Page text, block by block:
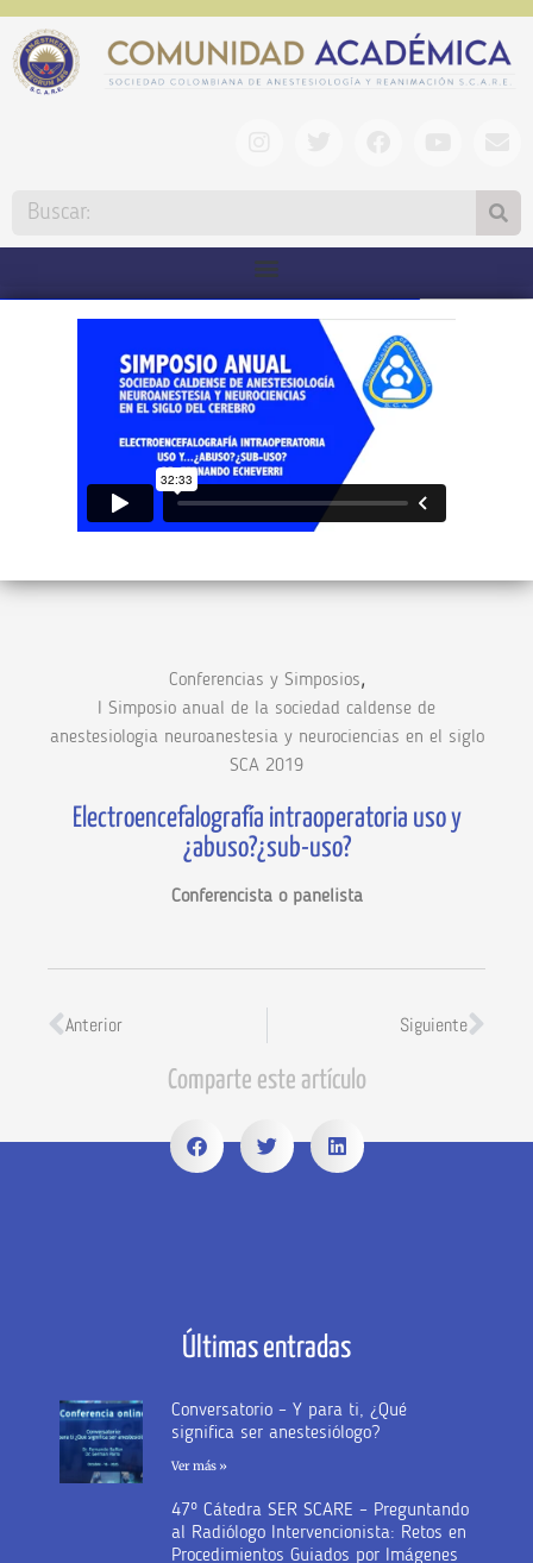
Conferencias y Simposios,
I Simposio anual de la sociedad caldense de
anestesiologia neuroanestesia y neurociencias en el siglo
SCA 2019
Electroencefalografía intraoperatoria uso y
¿abuso?¿sub-uso?
Conferencista o panelista
Anterior Siguiente
Comparte este artículo
Últimas entradas
Conversatorio – Y para ti, ¿Qué
significa ser anestesiólogo?
Ver más »
47º Cátedra SER SCARE – Preguntando
al Radiólogo Intervencionista: Retos en
Procedimientos Guiados por Imágenes